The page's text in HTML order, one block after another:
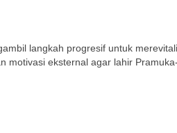
langkah progresif untuk
eksternal agar lahir